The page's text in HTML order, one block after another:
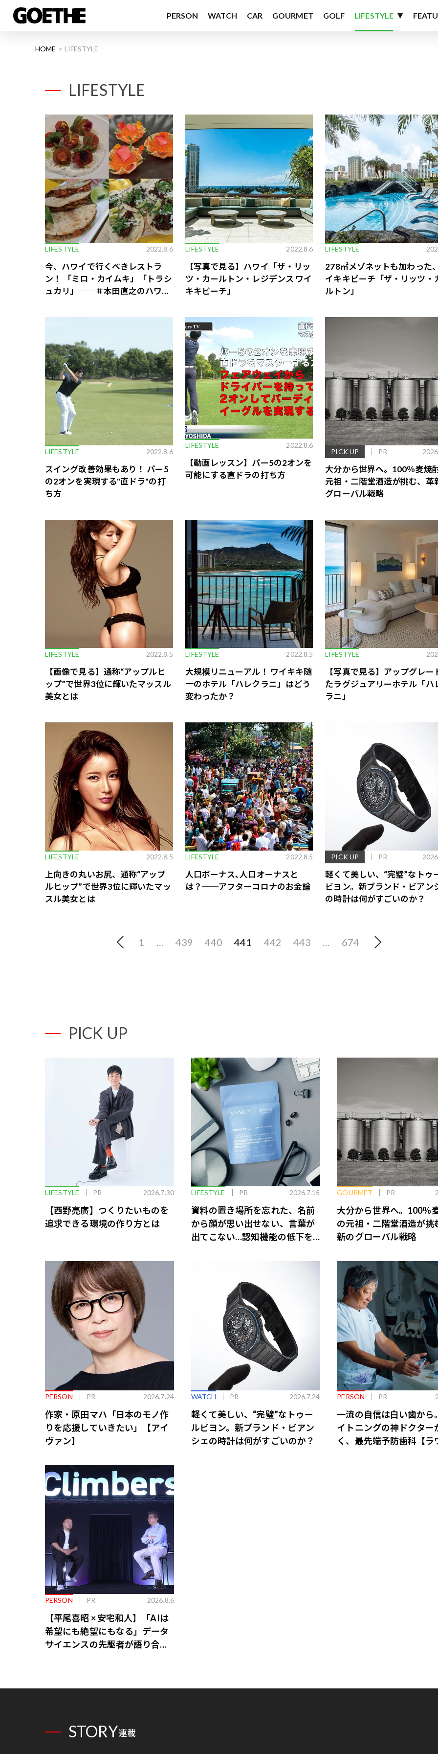
PERSON WATCH CAR GOURMET GOLF LIFESTYLE
HOME LIFESTYLE
LIFESTYLE
LIFESTYLE 2022.8.6
今、ハワイで行くべきレストラ
ン！ 「ミロ・カイムキ」「トラシ
ュカリ」──＃本田直之のハワイ
LIFESTYLE 2022.8.6
【写真で見る】ハワイ「ザ・リッ
ツ・カールトン・レジデンス ワイ
キキビーチ」
LIFESTYLE
278㎡メゾネットも加わった
イキキビーチ「ザ・リッツ・
ルトン」
LIFESTYLE 2022.8.6
スイング改善効果もあり！ パー5
の2オンを実現する"直ドラ"の打
ち方
LIFESTYLE 2022.8.6
【動画レッスン】パー5の2オンを
可能にする直ドラの打ち方
PICK UP PR
大分から世界へ。100％麦焼
元祖・二階堂酒造が挑む、革
グローバル戦略
LIFESTYLE 2022.8.5
【画像で見る】通称“アップルヒ
ップ”で世界3位に輝いたマッスル
美女とは
LIFESTYLE 2022.8.5
大規模リニューアル！ ワイキキ随
一のホテル「ハレクラニ」はどう
変わったか？
LIFESTYLE
【写真で見る】アップグレー
たラグジュアリーホテル「ハ
ラニ」
LIFESTYLE 2022.8.5
上向きの丸いお尻、通称“アップ
ルヒップ”で世界3位に輝いたマッ
スル美女とは
LIFESTYLE 2022.8.5
人口ボーナス､人口オーナスと
は？──アフターコロナのお金論
PICK UP PR
軽くて美しい、“完璧”なトゥ
ビヨン。新ブランド・ビアン
の時計は何がすごいのか？
1 439 440 441 442 443 674
歌舞伎俳優・尾上右近が休息を過
前列ホテル「UMITO 熱海 別邸」
PICK UP
LIFESTYLE PR 2026.7.30
【西野亮廣】つくりたいものを
追求できる環境の作り方とは
LIFESTYLE PR 2026.7.15
資料の置き場所を忘れた、名前
から顔が思い出せない、言葉が
出てこない…認知機能の低下を
GOURMET PR
大分から世界へ。100％
の元祖・二階堂酒造が挑
新のグローバル戦略
PERSON PR 2026.7.24
作家・原田マハ「日本のモノ作
りを応援していきたい」【アイ
ヴァン】
WATCH PR 2026.7.24
軽くて美しい、“完璧”なトゥー
ルビヨン。新ブランド・ビアン
シェの時計は何がすごいのか？
PERSON PR
一流の自信は白い歯から
イトニングの神ドクター
く、最先端予防歯科【ラ
PERSON PR 2026.8.6
【平尾喜昭 × 安宅和人】「AIは
希望にも絶望にもなる」データ
サイエンスの先駆者が語り合う
STORY連載